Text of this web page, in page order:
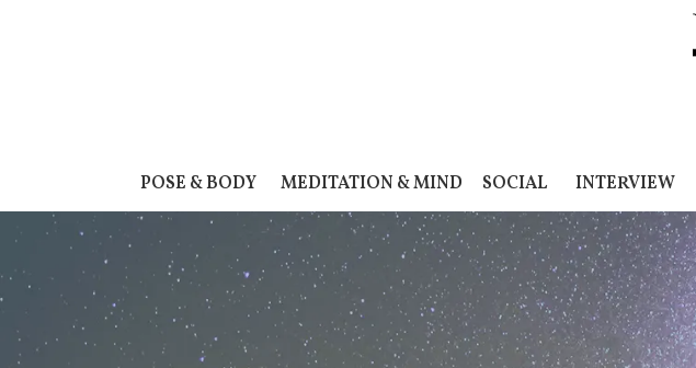
POSE & BODY MEDITATION & MIND SOCIAL INTERVIEW